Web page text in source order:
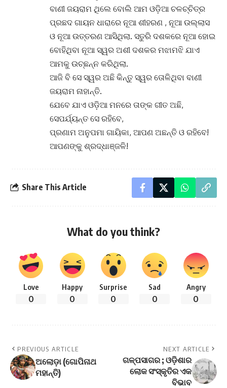
ବାଣୀ ଜୟରାମ ଥିଲେ ବୋଲି ଆମ ଓଡ଼ିଆ ଚଳଚ୍ଚିତ୍ର
ପ୍ରଛଦ ଗାୟନ ଧାରାରେ ନୂଆ ଶୀହରଣ , ନୂଆ ଉଲ୍ଲାସ
ଓ ନୂଆ ଉତ୍ତରଣ ଆସିଥିଲା. ସତୁରି ଦଶକରେ ନୂଆ ହୋଇ
ବୋହିଥିବା ନୂଆ ସ୍ୱର ଅଶୀ ଦଶକର ମଝାମଝି ଯାଏ
ଆମକୁ ଉଚ୍ଛନ୍ନ କରିଥିଲା.
ଆଜି ବି ସେ ସ୍ୱର ଅଛି କିନ୍ତୁ ସ୍ୱର ତୋଳିଥିବା ବାଣୀ
ଜୟରାମ ନାହାନ୍ତି.
ଯେବେ ଯାଏ ଓଡ଼ିଆ ମନରେ ତାଙ୍କ ଗୀତ ଅଛି,
ସେପର୍ଯ୍ୟନ୍ତ ସେ ରହିବେ,
ପ୍ରଣାମ ଅନୁପମା ଗାୟିକା, ଆପଣ ଅଛନ୍ତି ଓ ରହିବେ!
ଆପଣଙ୍କୁ ଶ୍ରଦ୍ଧାଞ୍ଜଳି!
Share This Article
What do you think?
Love
0
Happy
0
Surprise
0
Sad
0
Angry
0
PREVIOUS ARTICLE
ଅଲୋଡ଼ା (ଗୋପିନାଥ
ମହାନ୍ତି)
NEXT ARTICLE
ଗଳ୍ପସାଗର ; ଓଡ଼ିଶାର
ଲୋକ ସଂସ୍କୃତିର ଏକ
ବିଭାବ